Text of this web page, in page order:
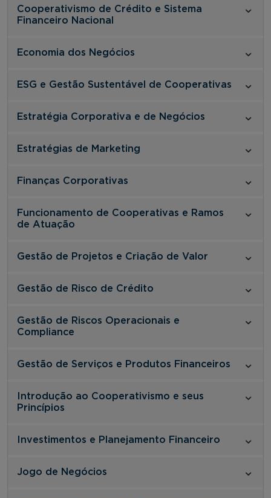
Cooperativismo de Crédito e Sistema
Financeiro Nacional
Economia dos Negócios
ESG e Gestão Sustentável de Cooperativas
Estratégia Corporativa e de Negócios
Estratégias de Marketing
Finanças Corporativas
Funcionamento de Cooperativas e Ramos
de Atuação
Gestão de Projetos e Criação de Valor
Gestão de Risco de Crédito
Gestão de Riscos Operacionais e
Compliance
Gestão de Serviços e Produtos Financeiros
Introdução ao Cooperativismo e seus
Princípios
Investimentos e Planejamento Financeiro
Jogo de Negócios